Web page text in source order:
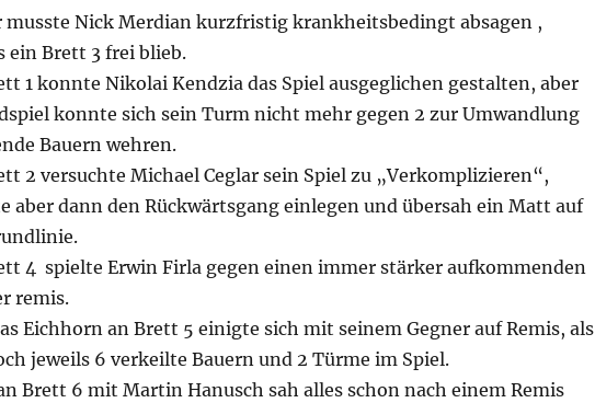
musste Nick Merdian kurzfristig krankheitsbedingt absagen ,
ein Brett 3 frei blieb.
1 konnte Nikolai Kendzia das Spiel ausgeglichen gestalten, aber
konnte sich sein Turm nicht mehr gegen 2 zur Umwandlung
Bauern wehren.
2 versuchte Michael Ceglar sein Spiel zu „Verkomplizieren“,
aber dann den Rückwärtsgang einlegen und übersah ein Matt auf
4 spielte Erwin Firla gegen einen immer stärker aufkommenden
remis.
Eichhorn an Brett 5 einigte sich mit seinem Gegner auf Remis, als
jeweils 6 verkeilte Bauern und 2 Türme im Spiel.
Brett 6 mit Martin Hanusch sah alles schon nach einem Remis